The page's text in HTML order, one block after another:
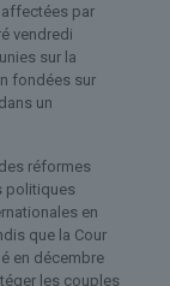
affectées par
vendredi
sur la
fondées sur
un
réformes
politiques
en
que la Cour
en décembre
les couples